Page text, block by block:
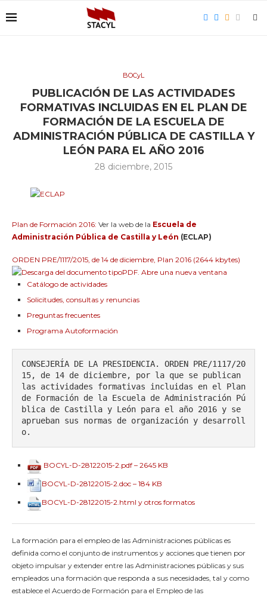
BOCyL
PUBLICACIÓN DE LAS ACTIVIDADES
FORMATIVAS INCLUIDAS EN EL PLAN DE
FORMACIÓN DE LA ESCUELA DE
ADMINISTRACIÓN PÚBLICA DE CASTILLA Y
LEÓN PARA EL AÑO 2016
28 diciembre, 2015
Plan de Formación 2016: Ver la web de la Escuela de
Administración Pública de Castilla y León (ECLAP)
ORDEN PRE/1117/2015, de 14 de diciembre, Plan 2016 (2644 kbytes)
Catálogo de actividades
Solicitudes, consultas y renuncias
Preguntas frecuentes
Programa Autoformación
CONSEJERÍA DE LA PRESIDENCIA. ORDEN PRE/1117/20
15, de 14 de diciembre, por la que se publican
las actividades formativas incluidas en el Plan
de Formación de la Escuela de Administración Pú
blica de Castilla y León para el año 2016 y se
aprueban sus normas de organización y desarroll
o.
BOCYL-D-28122015-2.pdf – 2645 KB
BOCYL-D-28122015-2.doc – 184 KB
BOCYL-D-28122015-2.html y otros formatos
La formación para el empleo de las Administraciones públicas es
definida como el conjunto de instrumentos y acciones que tienen por
objeto impulsar y extender entre las Administraciones públicas y sus
empleados una formación que responda a sus necesidades, tal y como
establece el Acuerdo de Formación para el Empleo de las